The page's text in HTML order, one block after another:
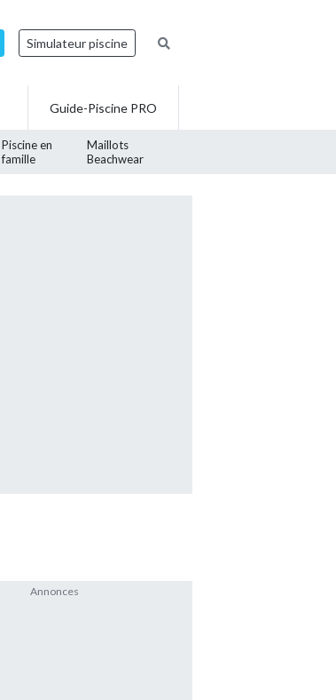
Simulateur piscine
Piscine en
famille
Maillots
Beachwear
Guide-Piscine PRO